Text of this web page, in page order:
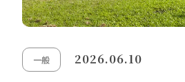
一般 2026.06.10